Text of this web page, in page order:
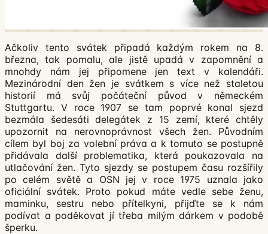
Ačkoliv tento svátek připadá každým rokem na 8.
března, tak pomalu, ale jistě upadá v zapomnění a
mnohdy nám jej připomene jen text v kalendáři.
Mezinárodní den žen je svátkem s více než staletou
historií má svůj počáteční původ v německém
Stuttgartu. V roce 1907 se tam poprvé konal sjezd
bezmála šedesáti delegátek z 15 zemí, které chtěly
upozornit na nerovnoprávnost všech žen. Původním
cílem byl boj za volební práva a k tomuto se postupně
přidávala další problematika, která poukazovala na
utlačování žen. Tyto sjezdy se postupem času rozšířily
po celém světě a OSN jej v roce 1975 uznala jako
oficiální svátek. Proto pokud máte vedle sebe ženu,
maminku, sestru nebo přítelkyni, přijďte se k nám
podívat a poděkovat jí třeba milým dárkem v podobě
šperku.